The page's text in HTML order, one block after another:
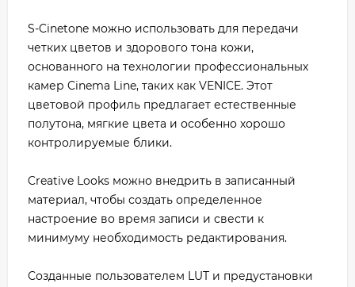
S-Cinetone можно использовать для передачи
четких цветов и здорового тона кожи,
основанного на технологии профессиональных
камер Cinema Line, таких как VENICE. Этот
цветовой профиль предлагает естественные
полутона, мягкие цвета и особенно хорошо
контролируемые блики.
Creative Looks можно внедрить в записанный
материал, чтобы создать определенное
настроение во время записи и свести к
минимуму необходимость редактирования.
Созданные пользователем LUT и предустановки